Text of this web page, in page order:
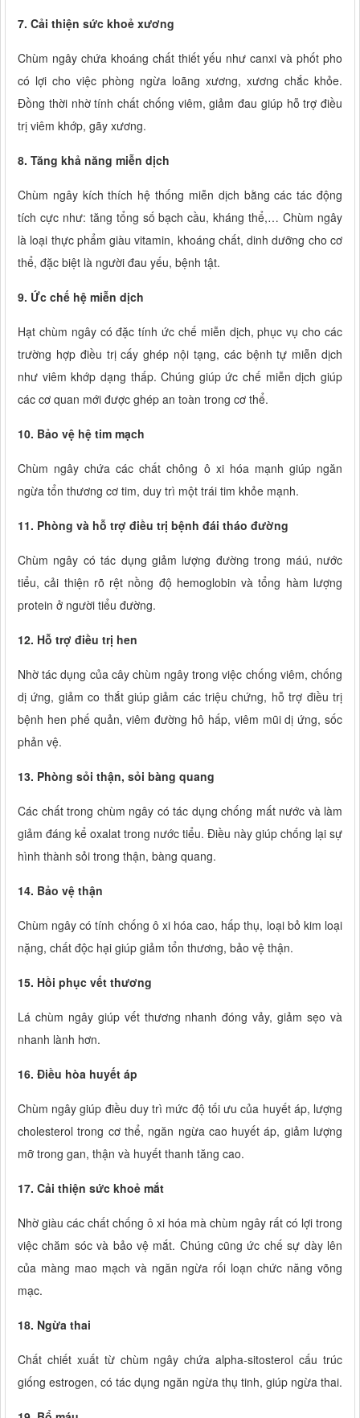
7. Cải thiện sức khoẻ xương
Chùm ngây chứa khoáng chất thiết yếu như canxi và phốt pho
có lợi cho việc phòng ngừa loãng xương, xương chắc khỏe.
Đồng thời nhờ tính chất chống viêm, giảm đau giúp hỗ trợ điều
trị viêm khớp, gãy xương.
8. Tăng khả năng miễn dịch
Chùm ngây kích thích hệ thống miễn dịch bằng các tác động
tích cực như: tăng tổng số bạch cầu, kháng thể,… Chùm ngây
là loại thực phẩm giàu vitamin, khoáng chất, dinh dưỡng cho cơ
thể, đặc biệt là người đau yếu, bệnh tật.
9. Ức chế hệ miễn dịch
Hạt chùm ngây có đặc tính ức chế miễn dịch, phục vụ cho các
trường hợp điều trị cấy ghép nội tạng, các bệnh tự miễn dịch
như viêm khớp dạng thấp. Chúng giúp ức chế miễn dịch giúp
các cơ quan mới được ghép an toàn trong cơ thể.
10. Bảo vệ hệ tim mạch
Chùm ngây chứa các chất chông ô xi hóa mạnh giúp ngăn
ngừa tổn thương cơ tim, duy trì một trái tim khỏe mạnh.
11. Phòng và hỗ trợ điều trị bệnh đái tháo đường
Chùm ngây có tác dụng giảm lượng đường trong máú, nước
tiểu, cải thiện rõ rệt nồng độ hemoglobin và tổng hàm lượng
protein ở người tiểu đường.
12. Hỗ trợ điều trị hen
Nhờ tác dụng của cây chùm ngây trong việc chống viêm, chống
dị ứng, giảm co thắt giúp giảm các triệu chứng, hỗ trợ điều trị
bệnh hen phế quản, viêm đường hô hấp, viêm mũi dị ứng, sốc
phản vệ.
13. Phòng sỏi thận, sỏi bàng quang
Các chất trong chùm ngây có tác dụng chống mất nước và làm
giảm đáng kể oxalat trong nước tiểu. Điều này giúp chống lại sự
hình thành sỏi trong thận, bàng quang.
14. Bảo vệ thận
Chùm ngây có tính chống ô xi hóa cao, hấp thụ, loại bỏ kim loại
nặng, chất độc hại giúp giảm tổn thương, bảo vệ thận.
15. Hồi phục vết thương
Lá chùm ngây giúp vết thương nhanh đóng vảy, giảm sẹo và
nhanh lành hơn.
16. Điều hòa huyết áp
Chùm ngây giúp điều duy trì mức độ tối ưu của huyết áp, lượng
cholesterol trong cơ thể, ngăn ngừa cao huyết áp, giảm lượng
mỡ trong gan, thận và huyết thanh tăng cao.
17. Cải thiện sức khoẻ mắt
Nhờ giàu các chất chống ô xi hóa mà chùm ngây rất có lợi trong
việc chăm sóc và bảo vệ mắt. Chúng cũng ức chế sự dày lên
của màng mao mạch và ngăn ngừa rối loạn chức năng võng
mạc.
18. Ngừa thai
Chất chiết xuất từ chùm ngây chứa alpha-sitosterol cấu trúc
giống estrogen, có tác dụng ngăn ngừa thụ tinh, giúp ngừa thai.